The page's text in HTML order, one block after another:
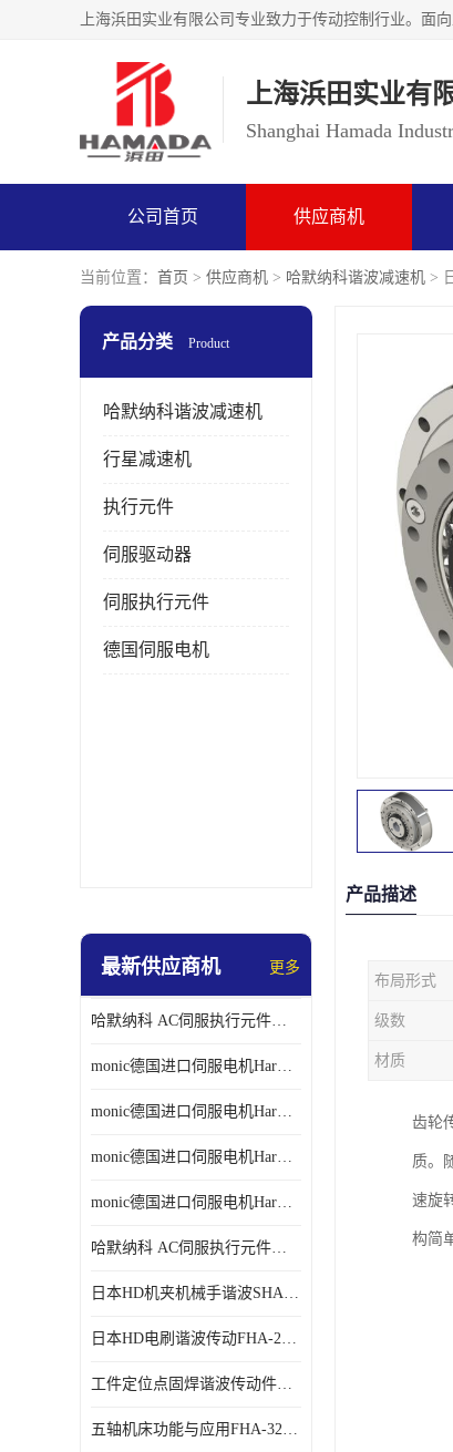
上海浜田实业有
Shanghai Hamada
公司首页 供应商机
当前位置： 首页 > 供应商机 > 哈默纳科谐波减速机 >
产品分类 Product
哈默纳科谐波减速机
行星减速机
执行元件
伺服驱动器
伺服执行元件
德国伺服电机
最新供应商机 更多
哈默纳科 AC伺服执行元件扁平型SHA系列 议价
monic德国进口伺服电机Har中国总代理单价
monic德国进口伺服电机Har中国总代理代理
monic德国进口伺服电机Har中国总代理公司
monic德国进口伺服电机Har中国总代理供应
哈默纳科 AC伺服执行元件扁平型SHA系列
日本HD机夹机械手谐波SHA32A120CG-B12B
日本HD电刷谐波传动FHA-25C-50-E250-C
工件定位点固焊谐波传动件哈默纳科CSF-45-100-2UH
五轴机床功能与应用FHA-32C-50-US250
产品描述
布局形式
级数
材质
齿轮
质。
速旋
构简